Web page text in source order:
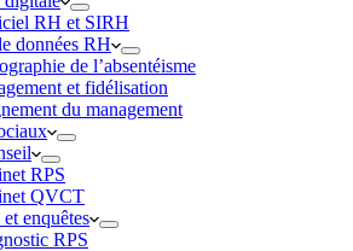
RH et SIRH
données RH
de l’absentéisme
et fidélisation
du management
RPS
QVCT
enquêtes
RPS